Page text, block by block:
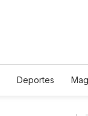
Deportes